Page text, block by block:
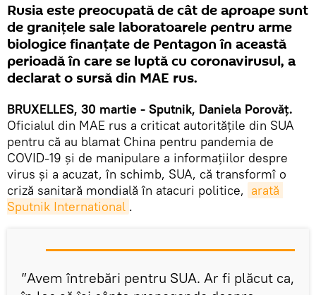
Rusia este preocupată de cât de aproape sunt
de granițele sale laboratoarele pentru arme
biologice finanțate de Pentagon în această
perioadă în care se luptă cu coronavirusul, a
declarat o sursă din MAE rus.
BRUXELLES, 30 martie - Sputnik, Daniela Porovăț.
Oficialul din MAE rus a criticat autoritățile din SUA
pentru că au blamat China pentru pandemia de
COVID-19 și de manipulare a informațiilor despre
virus și a acuzat, în schimb, SUA, că transformî o
criză sanitară mondială în atacuri politice, arată
Sputnik International .
”Avem întrebări pentru SUA. Ar fi plăcut ca,